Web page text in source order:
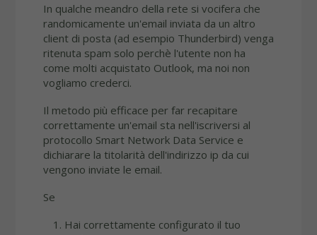
In qualche meandro della rete si vocifera che
randomicamente un'email inviata da un altro
client di posta (ad esempio Thunderbird) venga
ritenuta spam solo perchè l'utente non ha
come molti acquistato Outlook, ma noi non
vogliamo crederci.
Il metodo più efficace per far recapitare
correttamente un'email sta nell'iscriversi al
protocollo Smart Network Data Service e
dichiarare la titolarità dell'indirizzo ip da cui
vengono inviate le email.
Se
Hai correttamente configurato il tuo